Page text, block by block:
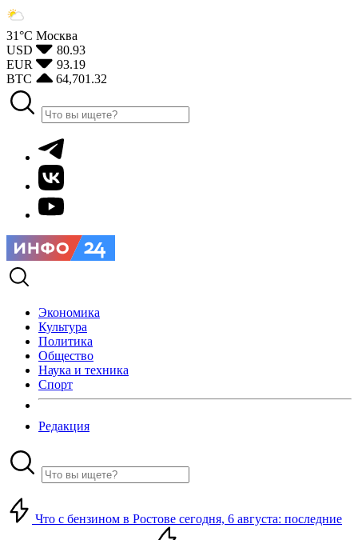
31°С Москва
USD
80.93
EUR
93.19
BTC
64,701.32
Экономика
Культура
Политика
Общество
Наука и техника
Спорт
Редакция
Что с бензином в Ростове сегодня, 6 августа: последние